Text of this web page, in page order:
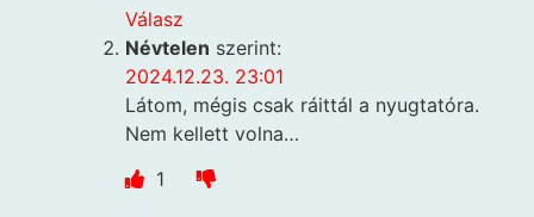
Válasz
Névtelen szerint:
2024.12.23. 23:01
Látom, mégis csak ráittál a nyugtatóra.
Nem kellett volna…
1